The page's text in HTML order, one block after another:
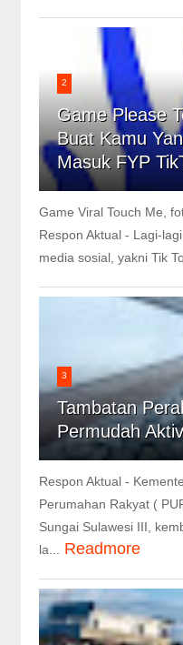
2
Game Please
Buat Kamu
Masuk FYP
Game Viral Touch Me,
Respon Aktual - Lagi-
media sosial, yakni Tik
3
Tambatan
Permudah
Respon Aktual -
Perumahan Rakyat (
Sungai Sulawesi III,
la...
Readmore